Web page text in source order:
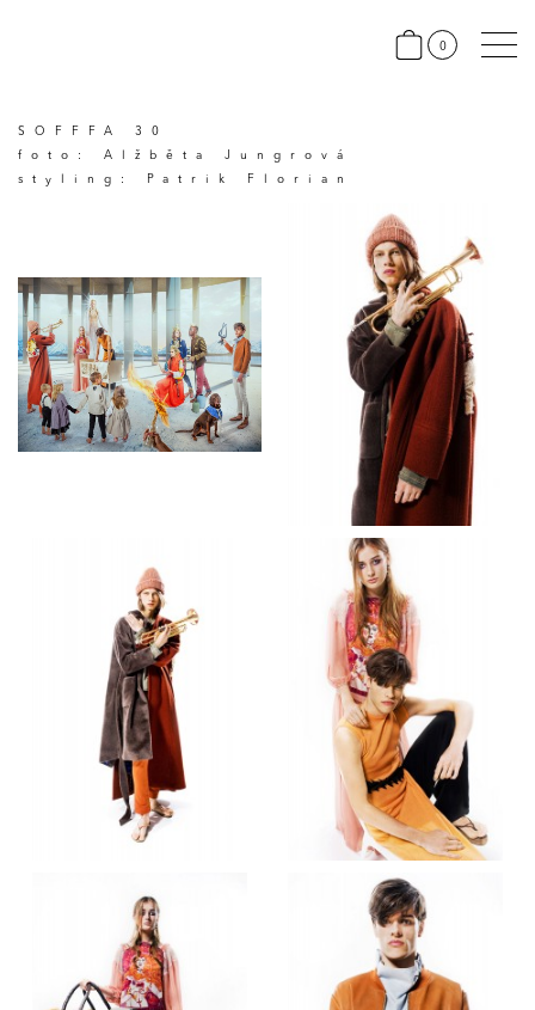
0
SOFFFA 30
foto: Alžběta Jungrová
styling: Patrik Florian